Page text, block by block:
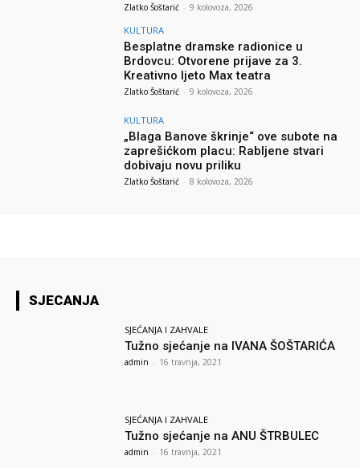
Zlatko Šoštarić - 9 kolovoza, 2026
KULTURA
Besplatne dramske radionice u
Brdovcu: Otvorene prijave za 3.
Kreativno ljeto Max teatra
Zlatko Šoštarić - 9 kolovoza, 2026
KULTURA
„Blaga Banove škrinje“ ove subote na
zaprešićkom placu: Rabljene stvari
dobivaju novu priliku
Zlatko Šoštarić - 8 kolovoza, 2026
SJECANJA
SJEĆANJA I ZAHVALE
Tužno sjećanje na IVANA ŠOŠTARIĆA
admin - 16 travnja, 2021
SJEĆANJA I ZAHVALE
Tužno sjećanje na ANU ŠTRBULEC
admin - 16 travnja, 2021